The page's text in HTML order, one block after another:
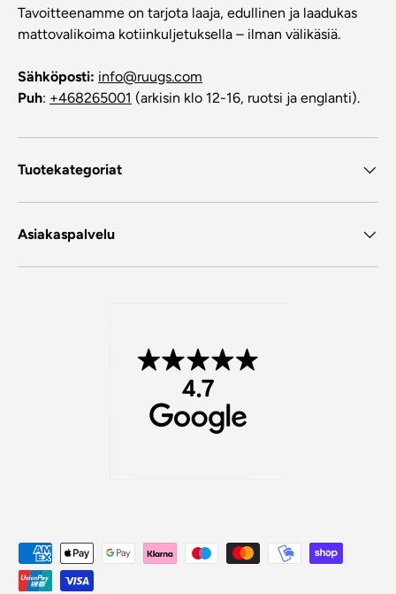
Tavoitteenamme on tarjota laaja, edullinen ja laadukas
mattovalikoima kotiinkuljetuksella – ilman välikäsiä.
Sähköposti: info@ruugs.com
Puh: +468265001 (arkisin klo 12-16, ruotsi ja englanti).
Tuotekategoriat
Asiakaspalvelu
Maksutavat